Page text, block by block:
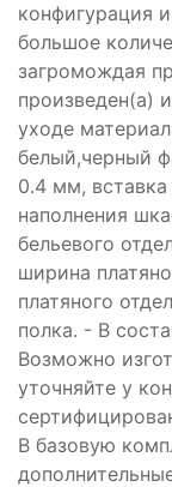
конфигурация
большое
загромождая
произведен(а)
уходе
белый,черный
0.4 мм,
наполнения
бельевого
ширина
платяного
полка. - В
Возможно
уточняйте у
В базовую